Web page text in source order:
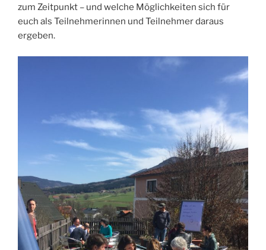
zum Zeitpunkt – und welche Möglichkeiten sich für
euch als Teilnehmerinnen und Teilnehmer daraus
ergeben.